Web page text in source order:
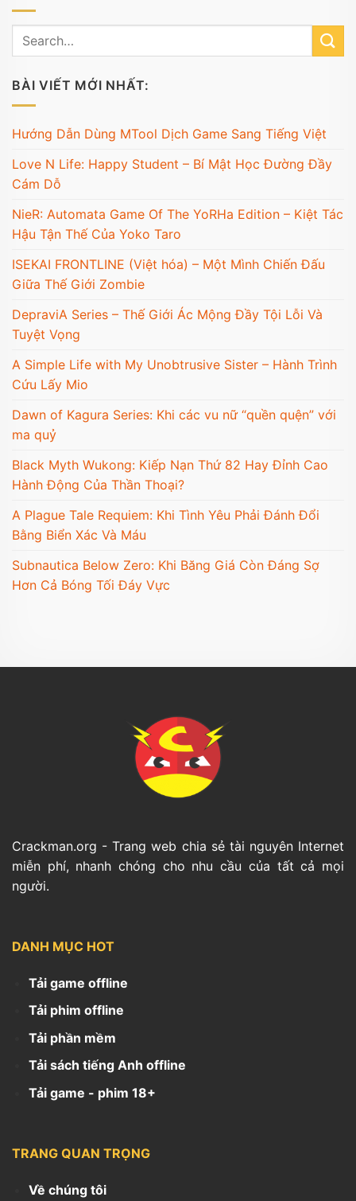
BÀI VIẾT MỚI NHẤT:
Hướng Dẫn Dùng MTool Dịch Game Sang Tiếng Việt
Love N Life: Happy Student – Bí Mật Học Đường Đầy
Cám Dỗ
NieR: Automata Game Of The YoRHa Edition – Kiệt Tác
Hậu Tận Thế Của Yoko Taro
ISEKAI FRONTLINE (Việt hóa) – Một Mình Chiến Đấu
Giữa Thế Giới Zombie
DepraviA Series – Thế Giới Ác Mộng Đầy Tội Lỗi Và
Tuyệt Vọng
A Simple Life with My Unobtrusive Sister – Hành Trình
Cứu Lấy Mio
Dawn of Kagura Series: Khi các vu nữ “quền quện” với
ma quỷ
Black Myth Wukong: Kiếp Nạn Thứ 82 Hay Đỉnh Cao
Hành Động Của Thần Thoại?
A Plague Tale Requiem: Khi Tình Yêu Phải Đánh Đổi
Bằng Biển Xác Và Máu
Subnautica Below Zero: Khi Băng Giá Còn Đáng Sợ
Hơn Cả Bóng Tối Đáy Vực
Crackman.org - Trang web chia sẻ tài nguyên Internet
miễn phí, nhanh chóng cho nhu cầu của tất cả mọi
người.
DANH MỤC HOT
Tải game offline
Tải phim offline
Tải phần mềm
Tải sách tiếng Anh offline
Tải game - phim 18+
TRANG QUAN TRỌNG
Về chúng tôi